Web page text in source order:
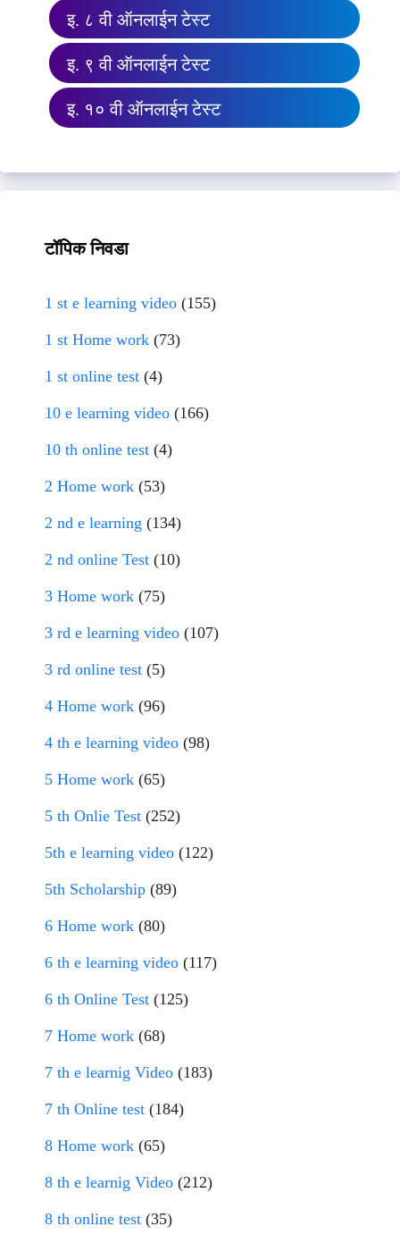
इ. ८ वी ऑनलाईन टेस्ट
इ. ९ वी ऑनलाईन टेस्ट
इ. १० वी ऑनलाईन टेस्ट
टॉपिक निवडा
1 st e learning video (155)
1 st Home work (73)
1 st online test (4)
10 e learning video (166)
10 th online test (4)
2 Home work (53)
2 nd e learning (134)
2 nd online Test (10)
3 Home work (75)
3 rd e learning video (107)
3 rd online test (5)
4 Home work (96)
4 th e learning video (98)
5 Home work (65)
5 th Onlie Test (252)
5th e learning video (122)
5th Scholarship (89)
6 Home work (80)
6 th e learning video (117)
6 th Online Test (125)
7 Home work (68)
7 th e learnig Video (183)
7 th Online test (184)
8 Home work (65)
8 th e learnig Video (212)
8 th online test (35)